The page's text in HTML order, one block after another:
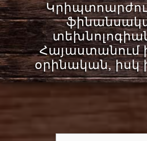
Հայաստանում
օրինական, իսկ